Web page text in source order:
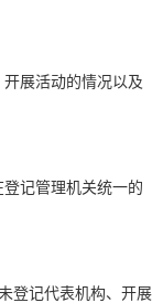
展活动的情况以及
记管理机关统一的
登记代表机构、开展